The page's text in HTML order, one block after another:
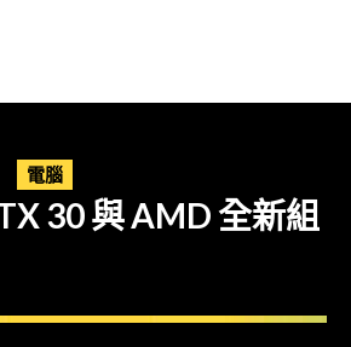
電腦
30 與 AMD 全新組